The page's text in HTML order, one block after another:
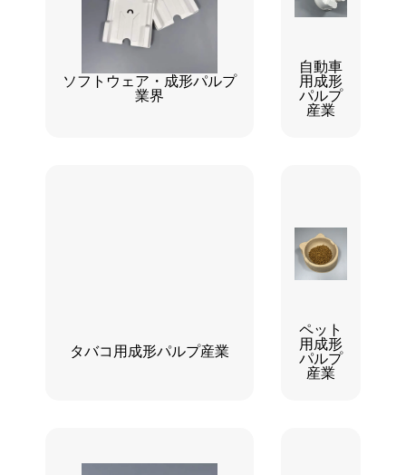
ソフトウェア・成形パルプ
業界
自動車
用成形
パルプ
産業
タバコ用成形パルプ産業
ペット
用成形
パルプ
産業